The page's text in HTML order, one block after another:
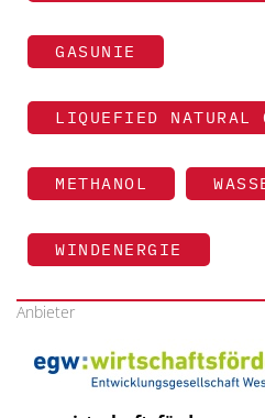
GASUNIE
LIQUEFIED NATURAL
METHANOL
WINDENERGIE
Anbieter